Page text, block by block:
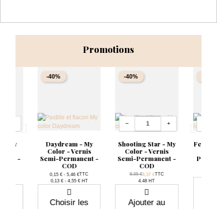
Promotions
- My
-
Daydream - My
Color - Vernis
Semi-Permanent -
COD
Prix
0,15 € - 5,46 €TTC
0,13 € - 4,55 € HT
Choisir les
-40%
Shooting Star - My
Color - Vernis
Semi-Permanent -
COD
Prix de base
8,95 €
Prix
5,37 €TTC
4.48 HT
Quantité
− +
Ajouter au
-40%